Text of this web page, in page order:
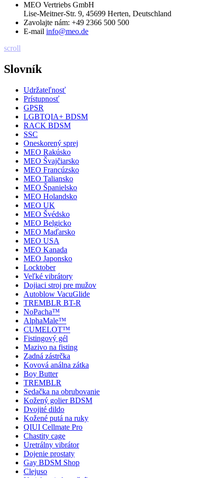
MEO Vertriebs GmbH
Lise-Meitner-Str. 9, 45699 Herten, Deutschland
Zavolajte nám: +49 2366 500 500
E-mail info@meo.de
scroll
Slovník
Udržateľnosť
Prístupnosť
GPSR
LGBTQIA+ BDSM
RACK BDSM
SSC
Oneskorený sprej
MEO Rakúsko
MEO Švajčiarsko
MEO Francúzsko
MEO Taliansko
MEO Španielsko
MEO Holandsko
MEO UK
MEO Švédsko
MEO Belgicko
MEO Maďarsko
MEO USA
MEO Kanada
MEO Japonsko
Locktober
Veľké vibrátory
Dojiaci stroj pre mužov
Autoblow VacuGlide
TREMBLR BT-R
NoPacha™
AlphaMale™
CUMELOT™
Fistingový gél
Mazivo na fisting
Zadná zástrčka
Kovová análna zátka
Boy Butter
TREMBLR
Sedačka na obrubovanie
Kožený golier BDSM
Dvojité dildo
Kožené putá na ruky
QIUI Cellmate Pro
Chastity cage
Uretrálny vibrátor
Dojenie prostaty
Gay BDSM Shop
Clejuso